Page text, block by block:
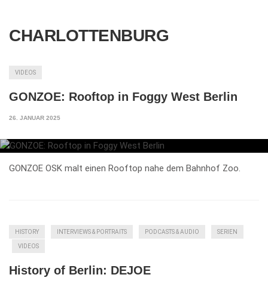
CHARLOTTENBURG
VIDEOS
GONZOE: Rooftop in Foggy West Berlin
26. JANUAR 2025
GONZOE OSK malt einen Rooftop nahe dem Bahnhof Zoo.
HISTORY INTERVIEWS & PORTRAITS PODCASTS & AUDIO SERIEN
VIDEOS
History of Berlin: DEJOE